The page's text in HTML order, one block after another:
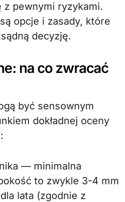
z pewnymi ryzykami.
opcje i zasady, które
decyzję.
na co zwracać
być sensownym
dokładnej oceny
— minimalna
to zwykle 3-4 mm
lata (zgodnie z